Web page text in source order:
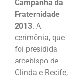
Campanha da
Fraternidade
2013. A
cerimônia, que
foi presidida
arcebispo de
Olinda e Recife,